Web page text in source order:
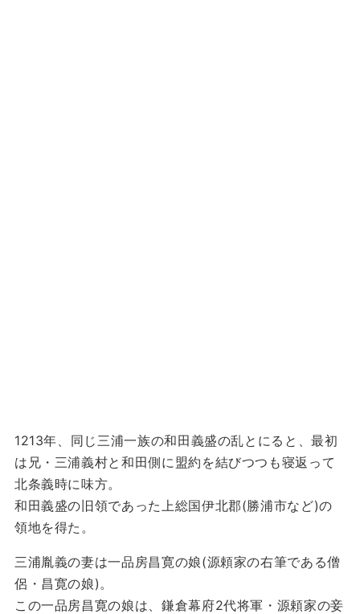
1213年、同じ三浦一族の和田義盛の乱とにると、最初
は兄・三浦義村と和田側に盟約を結びつつも寝返って
北条義時に味方。
和田義盛の旧領であった上総国伊北郡(勝浦市など)の
領地を得た。
三浦胤義の妻は一品房昌寛の娘(源頼家の右筆である僧
侶・昌寛の娘)。
この一品房昌寛の娘は、鎌倉幕府2代将軍・源頼家の妾